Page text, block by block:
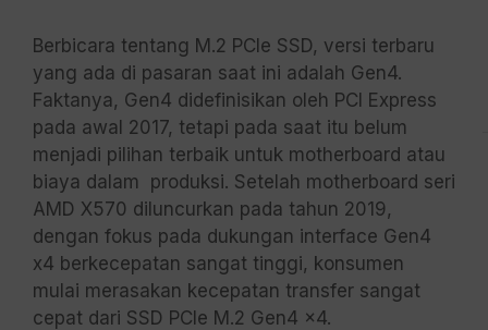
Berbicara tentang M.2 PCIe SSD, versi terbaru
yang ada di pasaran saat ini adalah Gen4.
Faktanya, Gen4 didefinisikan oleh PCI Express
pada awal 2017, tetapi pada saat itu belum
menjadi pilihan terbaik untuk motherboard atau
biaya dalam produksi. Setelah motherboard seri
AMD X570 diluncurkan pada tahun 2019,
dengan fokus pada dukungan interface Gen4
x4 berkecepatan sangat tinggi, konsumen
mulai merasakan kecepatan transfer sangat
cepat dari SSD PCIe M.2 Gen4 x4.